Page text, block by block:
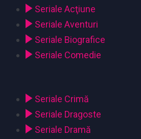
Seriale Acţiune
Seriale Aventuri
Seriale Biografice
Seriale Comedie
Seriale Crimă
Seriale Dragoste
Seriale Dramă